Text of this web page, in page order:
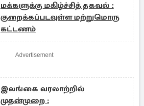
மக்களுக்கு மகிழ்ச்சித் தகவல் :
குறைக்கப்படவுள்ள மற்றுமொரு
கட்டணம்
Advertisement
இலங்கை வரலாற்றில்
முதன்முறை :